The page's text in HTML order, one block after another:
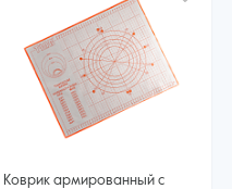
Коврик армированный с